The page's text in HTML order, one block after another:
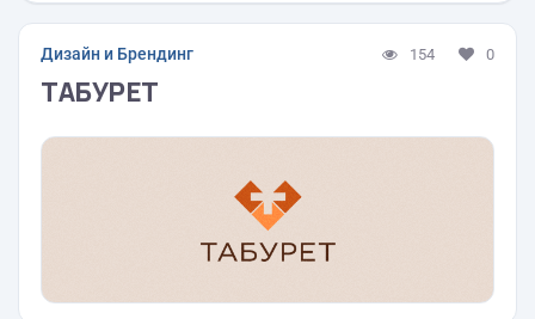
Дизайн и Брендинг 154 0
ТАБУРЕТ